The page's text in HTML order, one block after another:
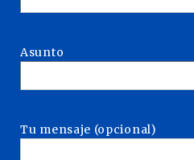
Asunto
Tu mensaje (opcional)